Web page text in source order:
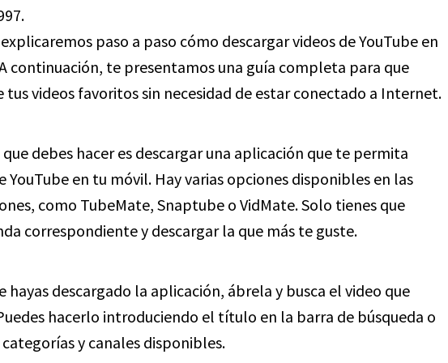
paso a paso cómo descargar videos de YouTube en
continuación, te presentamos una guía completa para que
tus videos favoritos sin necesidad de estar conectado a Internet.
debes hacer es descargar una aplicación que te permita
YouTube en tu móvil. Hay varias opciones disponibles en las
como TubeMate, Snaptube o VidMate. Solo tienes que
correspondiente y descargar la que más te guste.
hayas descargado la aplicación, ábrela y busca el video que
hacerlo introduciendo el título en la barra de búsqueda o
y canales disponibles.